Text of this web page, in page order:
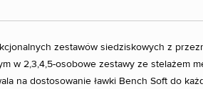
zestawów siedziskowych z
w 2,3,4,5-osobowe zestawy ze
na dostosowanie ławki Bench Soft do